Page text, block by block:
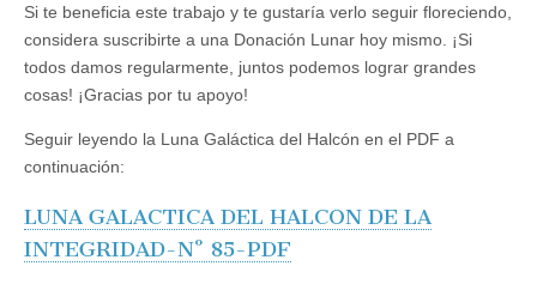
Si te beneficia este trabajo y te gustaría verlo seguir floreciendo,
considera suscribirte a una Donación Lunar hoy mismo. ¡Si
todos damos regularmente, juntos podemos lograr grandes
cosas! ¡Gracias por tu apoyo!
Seguir leyendo la Luna Galáctica del Halcón en el PDF a
continuación:
LUNA GALACTICA DEL HALCON DE LA
INTEGRIDAD-Nº 85-PDF